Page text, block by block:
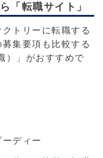
「転職サイト」
トリーに転職する
集要項も比較する
）」がおすすめで
ディー